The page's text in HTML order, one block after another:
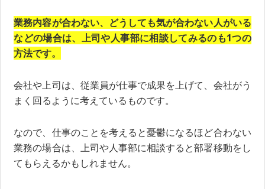
業務内容が合わない、どうしても気が合わない人がいる
などの場合は、上司や人事部に相談してみるのも1つの
方法です。
会社や上司は、従業員が仕事で成果を上げて、会社がう
まく回るように考えているものです。
なので、仕事のことを考えると憂鬱になるほど合わない
業務の場合は、上司や人事部に相談すると部署移動をし
てもらえるかもしれません。